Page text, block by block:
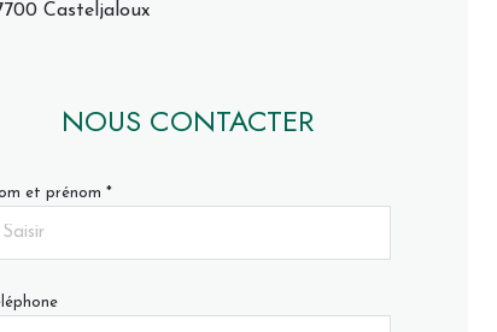
Casteljaloux
NOUS CONTACTER
et prénom *